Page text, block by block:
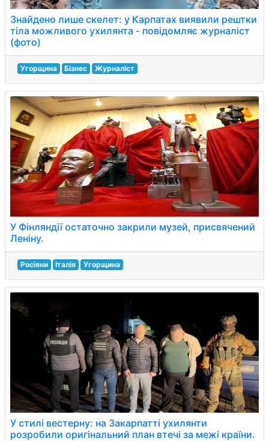
Знайдено лише скелет: у Карпатах виявили рештки
тіла можливого ухилянта - повідомляє журналіст
(фото)
Угорщина Бізнес Журналіст
У Фінляндії остаточно закрили музей, присвячений
Леніну.
Росіяни Італія Угорщина
У стилі вестерну: на Закарпатті ухилянти
розробили оригінальний план втечі за межі країни.